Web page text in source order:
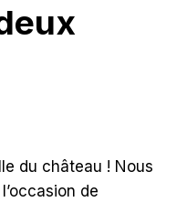
du château ! Nous
de